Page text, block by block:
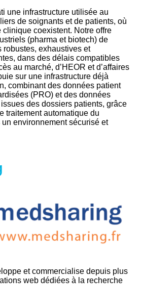
une infrastructure utilisée au
de soignants et de patients, où
clinique coexistent. Notre offre
(pharma et biotech) de
robustes, exhaustives et
dans des délais compatibles
au marché, d’HEOR et d’affaires
sur une infrastructure déjà
combinant des données patient
(PRO) et des données
des dossiers patients, grâce
traitement automatique du
un environnement sécurisé et
et commercialise depuis plus
web dédiées à la recherche